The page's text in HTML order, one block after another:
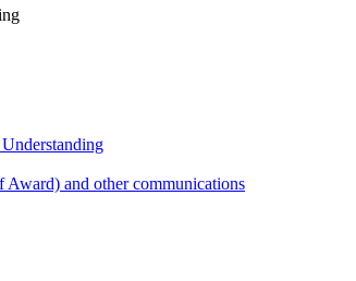
and other communications